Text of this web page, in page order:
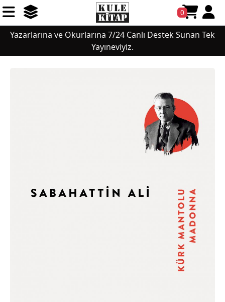
0
Yazarlarına ve Okurlarına 7/24 Canlı Destek Sunan Tek
Yayıneviyiz.